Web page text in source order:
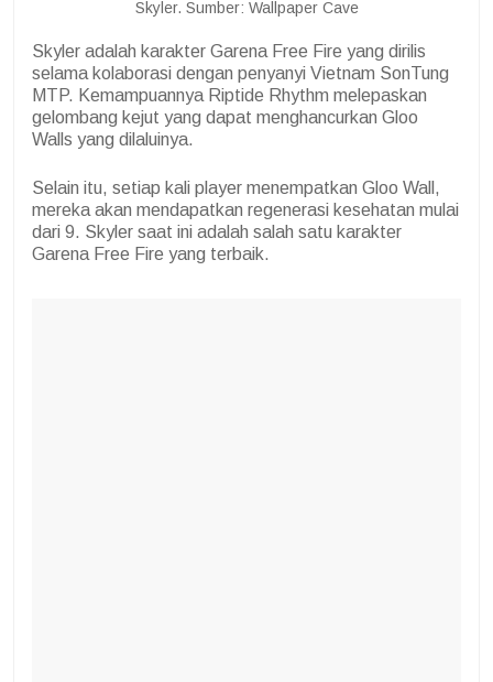
Skyler. Sumber: Wallpaper Cave
Skyler adalah karakter Garena Free Fire yang dirilis
selama kolaborasi dengan penyanyi Vietnam SonTung
MTP. Kemampuannya Riptide Rhythm melepaskan
gelombang kejut yang dapat menghancurkan Gloo
Walls yang dilaluinya.
Selain itu, setiap kali player menempatkan Gloo Wall,
mereka akan mendapatkan regenerasi kesehatan mulai
dari 9. Skyler saat ini adalah salah satu karakter
Garena Free Fire yang terbaik.